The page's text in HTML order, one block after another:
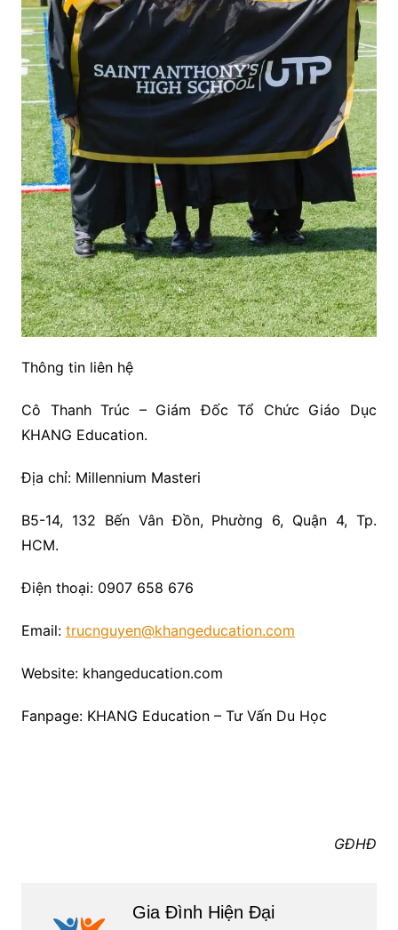
Thông tin liên hệ
Cô Thanh Trúc – Giám Đốc Tổ Chức Giáo Dục
KHANG Education.
Địa chỉ: Millennium Masteri
B5-14, 132 Bến Vân Đồn, Phường 6, Quận 4, Tp.
HCM.
Điện thoại: 0907 658 676
Email: trucnguyen@khangeducation.com
Website: khangeducation.com
Fanpage: KHANG Education – Tư Vấn Du Học
GĐHĐ
Gia Đình Hiện Đại